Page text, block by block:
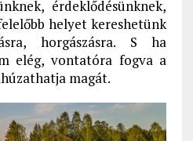
érdeklődésünknek,
helyet kereshetünk
horgászásra. S ha
elég, vontatóra fogva a
magát.